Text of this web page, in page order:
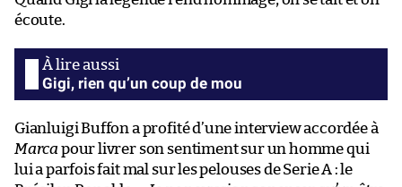
écoute.
Gigi, rien qu’un coup de mou
Gianluigi Buffon a profité d’une interview accordée à
Marca pour livrer son sentiment sur un homme qui
lui a parfois fait mal sur les pelouses de Serie A : le